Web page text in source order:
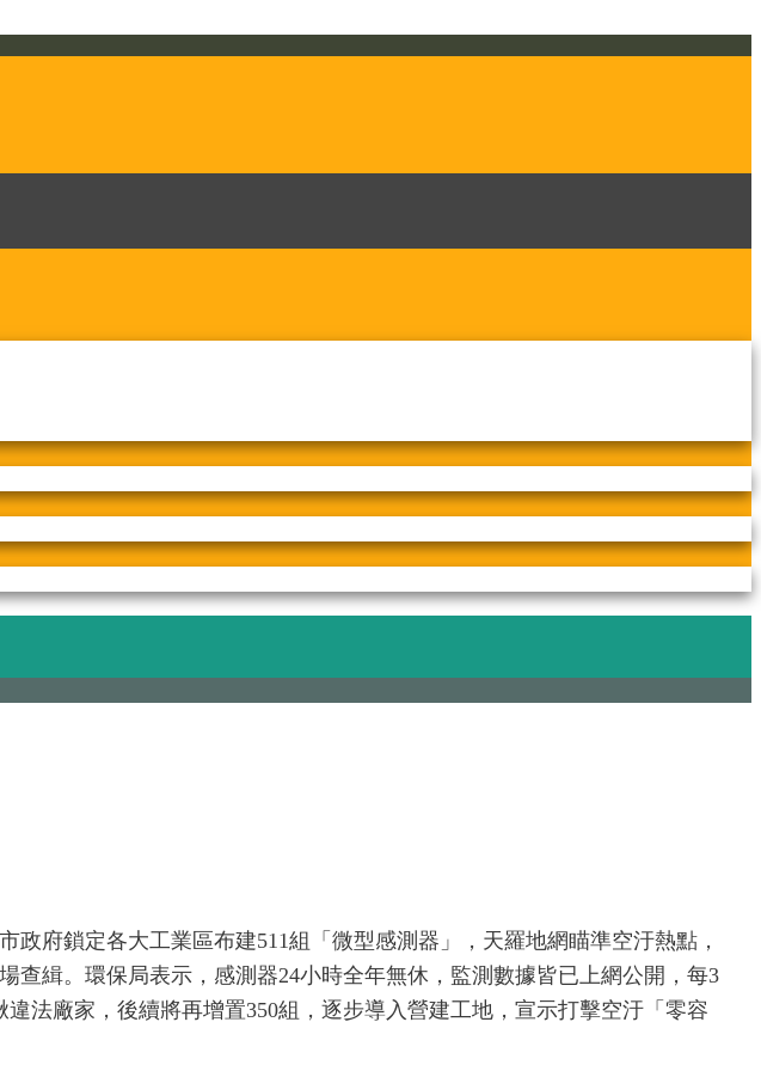
政府鎖定各大工業區布建511組「微型感測器」，天羅地網瞄準空汙熱點，
查緝。環保局表示，感測器24小時全年無休，監測數據皆已上網公開，每3
法廠家，後續將再增置350組，逐步導入營建工地，宣示打擊空汙「零容